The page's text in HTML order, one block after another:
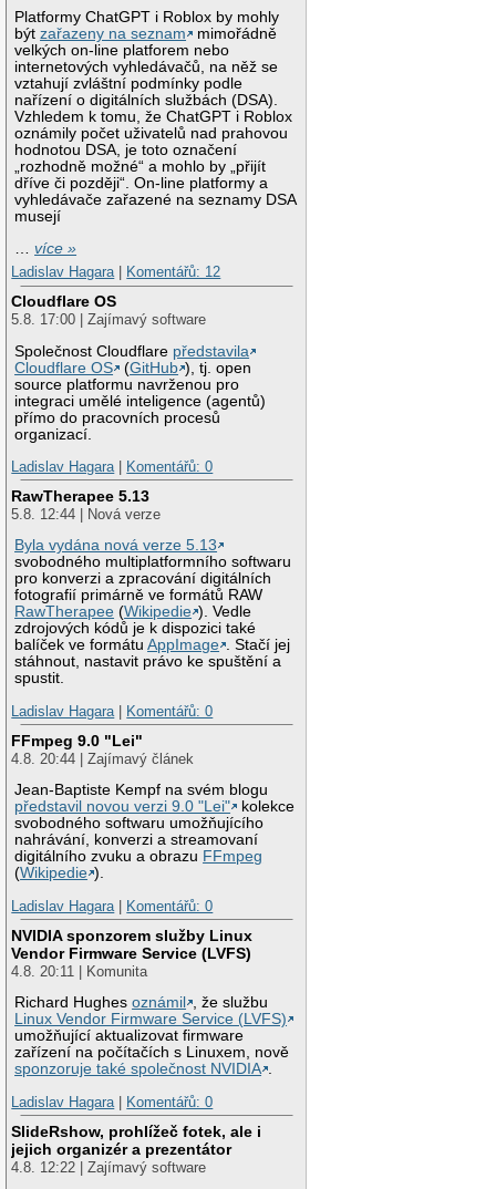
Platformy ChatGPT i Roblox by mohly
býtzařazeny na seznam
mimořádně
velkých on-line platforem nebo
internetových vyhledávačů, na něž se
vztahují zvláštní podmínky podle
nařízení o digitálních službách (DSA).
Vzhledem k tomu, že ChatGPT i Roblox
oznámily počet uživatelů nad prahovou
hodnotou DSA, je toto označení
„rozhodně možné“ a mohlo by „přijít
dříve či později“. On-line platformy a
vyhledávače zařazené na seznamy DSA
musejí
…více »
Ladislav Hagara| Komentářů: 12
Cloudflare OS
5.8. 17:00 | Zajímavý software
Společnost Cloudflare představila
Cloudflare OS
(GitHub ), tj. open
source platformu navrženou pro
integraci umělé inteligence (agentů)
přímo do pracovních procesů
organizací.
Ladislav Hagara| Komentářů: 0
RawTherapee 5.13
5.8. 12:44 | Nová verze
Byla vydána nová verze 5.13
svobodného multiplatformního softwaru
pro konverzi a zpracování digitálních
fotografií primárně ve formátů RAW
RawTherapee (Wikipedie ). Vedle
zdrojových kódů je k dispozici také
balíček ve formátuAppImage . Stačí jej
stáhnout, nastavit právo ke spuštění a
spustit.
Ladislav Hagara| Komentářů: 0
FFmpeg 9.0 "Lei"
4.8. 20:44 | Zajímavý článek
Jean-Baptiste Kempf na svém blogu
představil novou verzi 9.0 "Lei"
kolekce
svobodného softwaru umožňujícího
nahrávání, konverzi a streamovaní
digitálního zvuku a obrazu FFmpeg
(Wikipedie ).
Ladislav Hagara| Komentářů: 0
NVIDIA sponzorem služby Linux
Vendor Firmware Service (LVFS)
4.8. 20:11 | Komunita
Richard Hughesoznámil
, že službu
Linux Vendor Firmware Service (LVFS)
umožňující aktualizovat firmware
zařízení na počítačích s Linuxem, nově
sponzoruje také společnost NVIDIA .
Ladislav Hagara| Komentářů: 0
SlideRshow, prohlížeč fotek, ale i
jejich organizér a prezentátor
4.8. 12:22 | Zajímavý software